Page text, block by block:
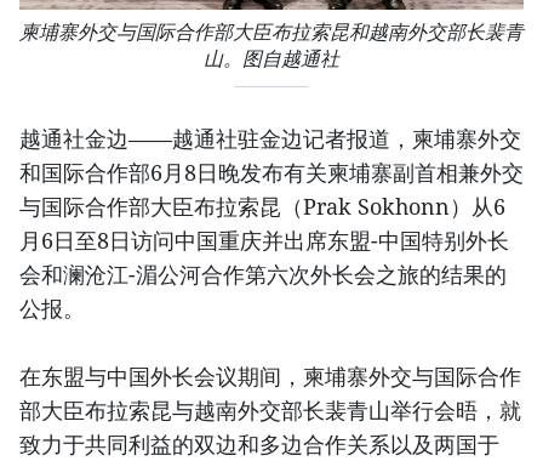
柬埔寨外交与国际合作部大臣布拉索昆和越南外交部长裴青
山。图自越通社
越通社金边——越通社驻金边记者报道，柬埔寨外交
和国际合作部6月8日晚发布有关柬埔寨副首相兼外交
与国际合作部大臣布拉索昆（Prak Sokhonn）从6
月6日至8日访问中国重庆并出席东盟-中国特别外长
会和澜沧江-湄公河合作第六次外长会之旅的结果的
公报。
在东盟与中国外长会议期间，柬埔寨外交与国际合作
部大臣布拉索昆与越南外交部长裴青山举行会晤，就
致力于共同利益的双边和多边合作关系以及两国于